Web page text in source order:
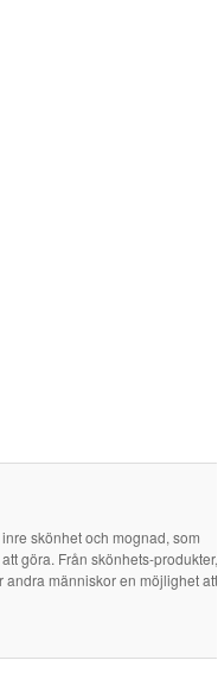
skönhet och mognad, som
göra. Från skönhets-produkter,
människor en möjlighet att